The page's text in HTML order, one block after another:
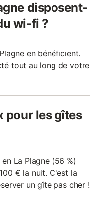
disposent-
wi-fi ?
en bénéficient.
tout au long de votre
pour les gîtes
La Plagne (56 %)
€ la nuit. C'est la
un gîte pas cher !